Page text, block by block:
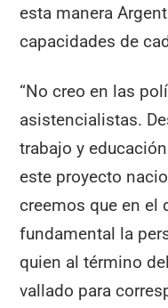
esta manera
capacidades de
“No creo en las
asistencialistas.
trabajo y
este proyecto
creemos que en el
fundamental la
quien al término
vallado para